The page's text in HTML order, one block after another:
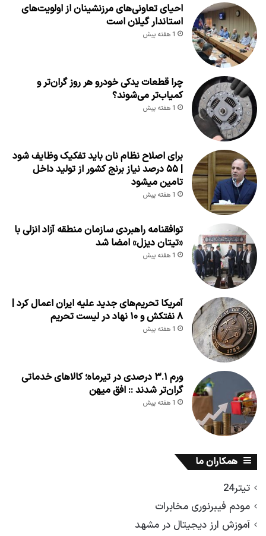
احیای تعاونی‌های مرزنشینان از اولویت‌های
استاندار گیلان است
1 هفته پیش
چرا قطعات یدکی خودرو هر روز گران‌تر و
کمیاب‌تر می‌شوند؟
1 هفته پیش
برای اصلاح نظام نان باید تفکیک وظایف شود
| ۵۵ درصد نیاز برنج کشور از تولید داخل
تامین میشود
1 هفته پیش
توافقنامه راهبردی سازمان منطقه آزاد انزلی با
«تیتان دیزل» امضا شد
1 هفته پیش
آمریکا تحریم‌های جدید علیه ایران اعمال کرد |
۸ نفتکش و ۱۰ نهاد در لیست تحریم
1 هفته پیش
ورم ۳.۱ درصدی در تیرماه؛ کالاهای خدماتی
گران‌تر شدند :: افق میهن
1 هفته پیش
همکاران ما
تیتر24
مودم فیبرنوری مخابرات
آموزش ارز دیجیتال در مشهد